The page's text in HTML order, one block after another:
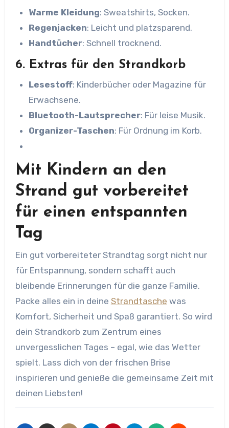
Warme Kleidung: Sweatshirts, Socken.
Regenjacken: Leicht und platzsparend.
Handtücher: Schnell trocknend.
6. Extras für den Strandkorb
Lesestoff: Kinderbücher oder Magazine für
Erwachsene.
Bluetooth-Lautsprecher: Für leise Musik.
Organizer-Taschen: Für Ordnung im Korb.
Mit Kindern an den
Strand gut vorbereitet
für einen entspannten
Tag
Ein gut vorbereiteter Strandtag sorgt nicht nur
für Entspannung, sondern schafft auch
bleibende Erinnerungen für die ganze Familie.
Packe alles ein in deine Strandtasche was
Komfort, Sicherheit und Spaß garantiert. So wird
dein Strandkorb zum Zentrum eines
unvergesslichen Tages – egal, wie das Wetter
spielt. Lass dich von der frischen Brise
inspirieren und genieße die gemeinsame Zeit mit
deinen Liebsten!